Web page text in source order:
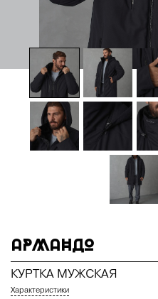
АРМАНДО
КУРТКА МУЖСКАЯ
Характеристики